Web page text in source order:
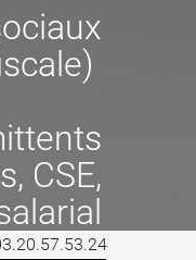
CSE,